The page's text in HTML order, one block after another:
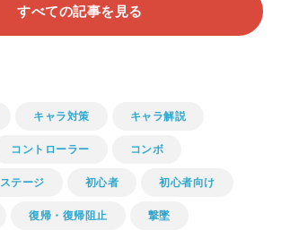
すべての記事を見る
キャラ対策 キャラ解説
コントローラー コンボ
ステージ 初心者 初心者向け
復帰・復帰阻止 撃墜